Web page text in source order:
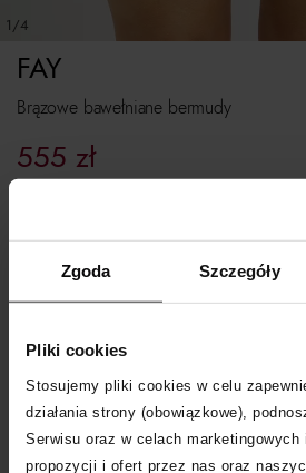
Zgoda Szczegóły
Pliki cookies
Stosujemy pliki cookies w celu
działania strony (obowiązkowe),
Serwisu oraz w celach marketingowych
propozycji i ofert przez nas oraz
1/4
Brązowe bawełniane bermudy
FAY
555 zł
Tabela rozmiarów
DODAJ DO
Dostawa